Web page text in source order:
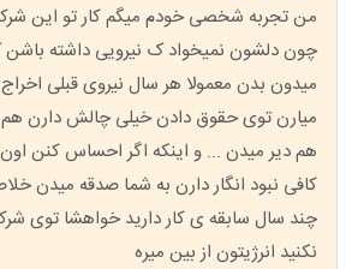
من تجربه شخصی خودم میگم کار تو این
چون دلشون نمیخواد ک نیرویی داشته
میدون بدن معمولا هر سال نیروی قبلی
میارن توی حقوق دادن خیلی چالش دارن هم
هم دیر میدن ... و اینکه اگر احساس کنن
کافی نبود انگار دارن به شما صدقه میدن
چند سال سابقه ی کار دارید خواهشا توی
نکنید انرژیتون از بین میره